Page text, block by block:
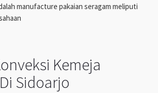
manufacture pakaian seragam meliputi
Kemeja
Sidoarjo